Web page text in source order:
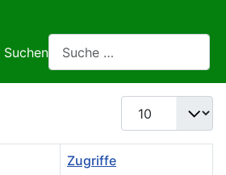
Suchen
Anzeige #
Zugriffe